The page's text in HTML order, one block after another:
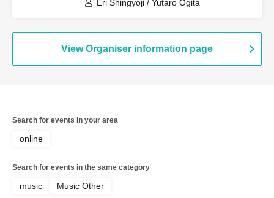
Eri Shingyoji / Yutaro Ogita
View Organiser information page
Search for events in your area
online
Search for events in the same category
music Music Other